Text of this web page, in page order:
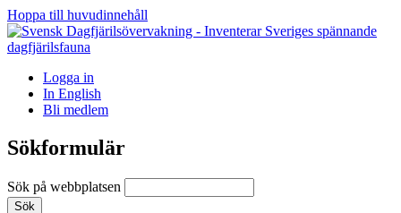
Hoppa till huvudinnehåll
Logga in
In English
Bli medlem
Sökformulär
Sök på webbplatsen